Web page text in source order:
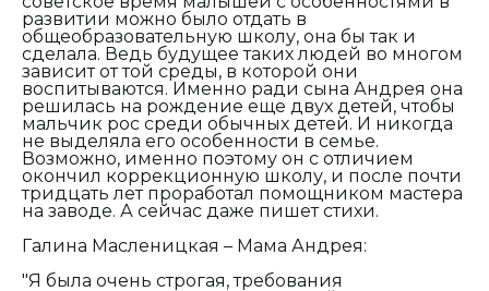
развитии можно было отдать в
общеобразовательную школу, она бы так и
сделала. Ведь будущее таких людей во многом
зависит от той среды, в которой они
воспитываются. Именно ради сына Андрея она
решилась на рождение еще двух детей, чтобы
мальчик рос среди обычных детей. И никогда
не выделяла его особенности в семье.
Возможно, именно поэтому он с отличием
окончил коррекционную школу, и после почти
тридцать лет проработал помощником мастера
на заводе. А сейчас даже пишет стихи.
Галина Масленицкая – Мама Андрея:
"Я была очень строгая, требования